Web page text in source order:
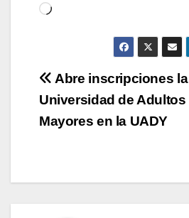
Cargando...
Navegación
de
Abre inscripciones la
Universidad de Adultos
Mayores en la UADY